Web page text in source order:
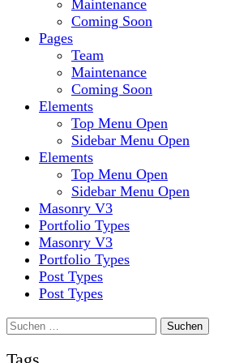
Maintenance
Coming Soon
Pages
Team
Maintenance
Coming Soon
Elements
Top Menu Open
Sidebar Menu Open
Elements
Top Menu Open
Sidebar Menu Open
Masonry V3
Portfolio Types
Masonry V3
Portfolio Types
Post Types
Post Types
Suchen